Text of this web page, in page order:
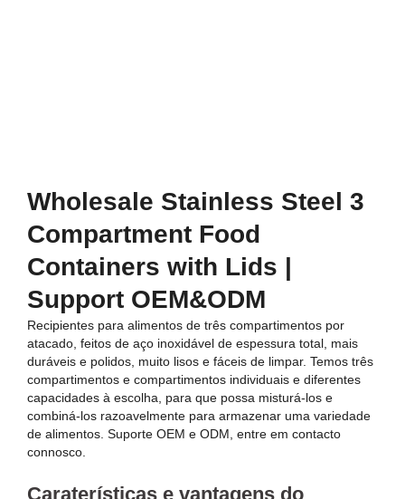
Wholesale Stainless Steel 3
Compartment Food
Containers with Lids |
Support OEM&ODM
Recipientes para alimentos de três compartimentos por
atacado, feitos de aço inoxidável de espessura total, mais
duráveis e polidos, muito lisos e fáceis de limpar. Temos três
compartimentos e compartimentos individuais e diferentes
capacidades à escolha, para que possa misturá-los e
combiná-los razoavelmente para armazenar uma variedade
de alimentos. Suporte OEM e ODM, entre em contacto
connosco.
Caraterísticas e vantagens do